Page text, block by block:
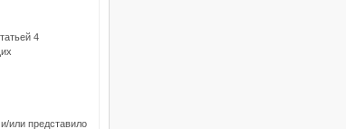
4
или представило